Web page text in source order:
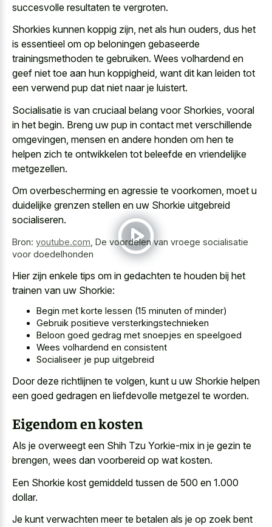
succesvolle resultaten te vergroten.
Shorkies kunnen koppig zijn, net als hun ouders, dus het
is essentieel om op beloningen gebaseerde
trainingsmethoden te gebruiken. Wees volhardend en
geef niet toe aan hun koppigheid, want dit kan leiden tot
een verwend pup dat niet naar je luistert.
Socialisatie is van cruciaal belang voor Shorkies, vooral
in het begin. Breng uw pup in contact met verschillende
omgevingen, mensen en andere honden om hen te
helpen zich te ontwikkelen tot beleefde en vriendelijke
metgezellen.
Om overbescherming en agressie te voorkomen, moet u
duidelijke grenzen stellen en uw Shorkie uitgebreid
socialiseren.
Bron: youtube.com De voordelen van vroege socialisatie
voor doedelhonden
Hier zijn enkele tips om in gedachten te houden bij het
trainen van uw Shorkie:
Begin met korte lessen (15 minuten of minder)
Gebruik positieve versterkingstechnieken
Beloon goed gedrag met snoepjes en speelgoed
Wees volhardend en consistent
Socialiseer je pup uitgebreid
Door deze richtlijnen te volgen, kunt u uw Shorkie helpen
een goed gedragen en liefdevolle metgezel te worden.
Eigendom en kosten
Als je overweegt een Shih Tzu Yorkie-mix in je gezin te
brengen, wees dan voorbereid op wat kosten.
Een Shorkie kost gemiddeld tussen de 500 en 1.000
dollar.
Je kunt verwachten meer te betalen als je op zoek bent